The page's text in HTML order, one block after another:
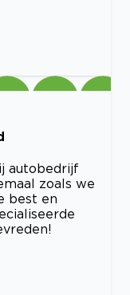
autobedrijf
zoals we
best en